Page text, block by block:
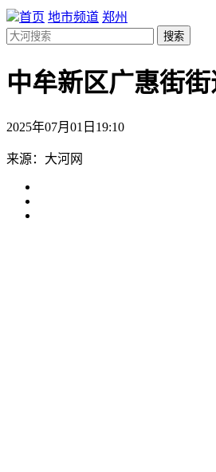
首页 地市频道 郑州
搜索
中牟新区广惠街
2025年07月01日19:10
来源：大河网